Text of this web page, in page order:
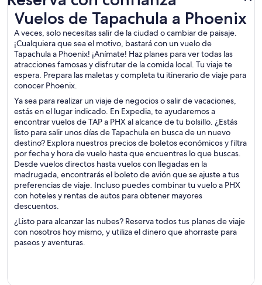
Vuelos de Tapachula a Phoenix
A veces, solo necesitas salir de la ciudad o cambiar de paisaje.
¡Cualquiera que sea el motivo, bastará con un vuelo de
Tapachula a Phoenix! ¡Anímate! Haz planes para ver todas las
atracciones famosas y disfrutar de la comida local. Tu viaje te
espera. Prepara las maletas y completa tu itinerario de viaje para
conocer Phoenix.
Ya sea para realizar un viaje de negocios o salir de vacaciones,
estás en el lugar indicado. En Expedia, te ayudaremos a
encontrar vuelos de TAP a PHX al alcance de tu bolsillo. ¿Estás
listo para salir unos días de Tapachula en busca de un nuevo
destino? Explora nuestros precios de boletos económicos y filtra
por fecha y hora de vuelo hasta que encuentres lo que buscas.
Desde vuelos directos hasta vuelos con llegadas en la
madrugada, encontrarás el boleto de avión que se ajuste a tus
preferencias de viaje. Incluso puedes combinar tu vuelo a PHX
con hoteles y rentas de autos para obtener mayores
descuentos.
¿Listo para alcanzar las nubes? Reserva todos tus planes de viaje
con nosotros hoy mismo, y utiliza el dinero que ahorraste para
paseos y aventuras.
Vuelos de Tapachula a Phoenix